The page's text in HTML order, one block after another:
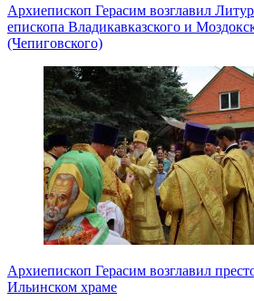
Архиепископ Герасим возглавил
епископа Владикавказского и
(Чепиговского)
Архиепископ Герасим возглавил
Ильинском храме